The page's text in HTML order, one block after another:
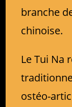
branche
chinoise.
Le Tui Na
ostéo-